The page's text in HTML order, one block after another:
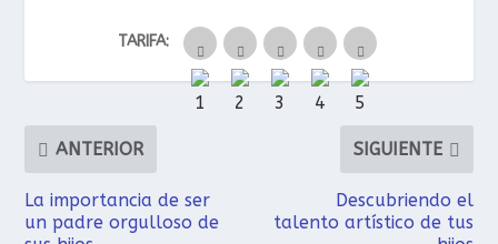
TARIFA:
ANTERIOR
La importancia de ser
un padre orgulloso de
SIGUIENTE
Descubriendo el
talento artístico de tus